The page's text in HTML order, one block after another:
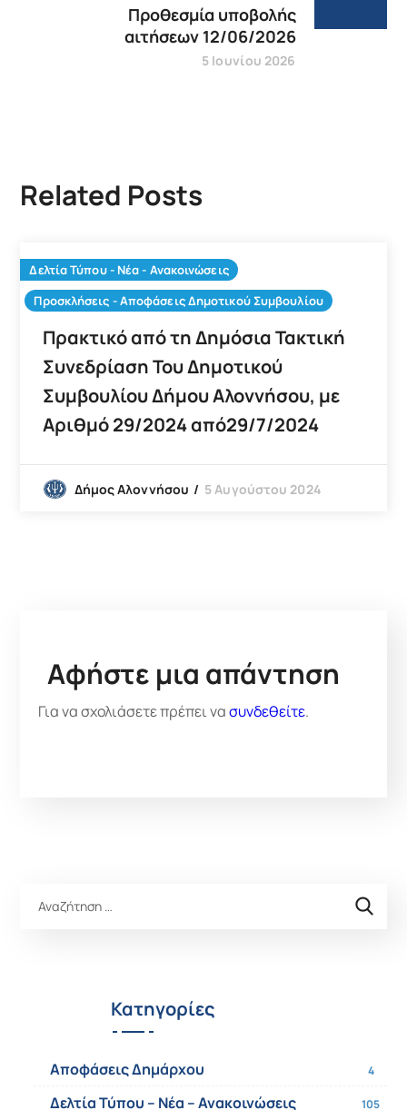
Προθεσμία υποβολής
αιτήσεων 12/06/2026
5 Ιουνίου 2026
Related Posts
Δελτία Τύπου - Νέα - Ανακοινώσεις
Προσκλήσεις - Αποφάσεις Δημοτικού Συμβουλίου
Πρακτικό από τη Δημόσια Τακτική
Συνεδρίαση Του Δημοτικού
Συμβουλίου Δήμου Αλοννήσου, με
Αριθμό 29/2024 από29/7/2024
Δήμος Αλοννήσου 5 Αυγούστου 2024
Αφήστε μια απάντηση
Για να σχολιάσετε πρέπει νασυνδεθείτε.
Κατηγορίες
Αποφάσεις Δημάρχου 4
Δελτία Τύπου – Νέα – Ανακοινώσεις 105